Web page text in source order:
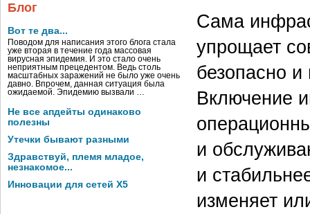
Блог
Вот те два...
Поводом для написания этого блога стала
уже вторая в течение года массовая
вирусная эпидемия. И это стало очень
неприятным прецедентом. Ведь столь
масштабных заражений не было уже очень
давно. Впрочем, данная ситуация была
ожидаемой. Эпидемию вызвали …
Не все апдейты одинаково
полезны
Утечки бывают разными
Здравствуй, племя младое,
незнакомое...
Инновации для сетей X5
Сама
упрощает
безопасно
Включение
и
и
изменяет